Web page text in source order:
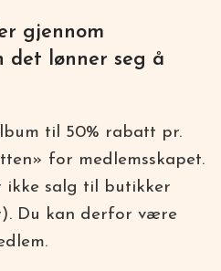
gjennom
det lønner seg å
til 50% rabatt pr.
for medlemsskapet.
ikke salg til butikker
Du kan derfor være